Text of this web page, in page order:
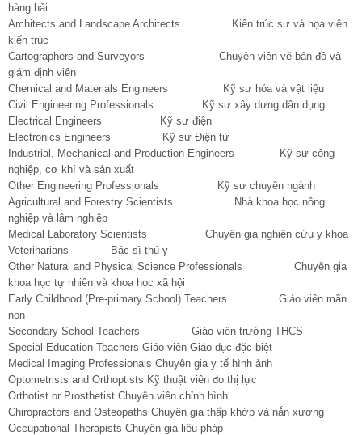
hàng hải
Architects and Landscape Architects Kiến trúc sư và họa viên
kiến trúc
Cartographers and Surveyors Chuyên viên vẽ bản đồ và
giám định viên
Chemical and Materials Engineers Kỹ sư hóa và vật liệu
Civil Engineering Professionals Kỹ sư xây dựng dân dụng
Electrical Engineers Kỹ sư điện
Electronics Engineers Kỹ sư Điện tử
Industrial, Mechanical and Production Engineers Kỹ sư công
nghiệp, cơ khí và sản xuất
Other Engineering Professionals Kỹ sư chuyên ngành
Agricultural and Forestry Scientists Nhà khoa học nông
nghiệp và lâm nghiệp
Medical Laboratory Scientists Chuyên gia nghiên cứu y khoa
Veterinarians Bác sĩ thú y
Other Natural and Physical Science Professionals Chuyên gia
khoa học tự nhiên và khoa học xã hội
Early Childhood (Pre-primary School) Teachers Giáo viên mần
non
Secondary School Teachers Giáo viên trường THCS
Special Education Teachers Giáo viên Giáo dục đặc biệt
Medical Imaging Professionals Chuyên gia y tế hình ảnh
Optometrists and Orthoptists Kỹ thuật viên đo thị lực
Orthotist or Prosthetist Chuyên viên chỉnh hình
Chiropractors and Osteopaths Chuyên gia thấp khớp và nắn xương
Occupational Therapists Chuyên gia liệu pháp